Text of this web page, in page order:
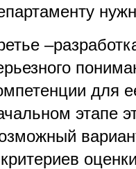
для
этапе